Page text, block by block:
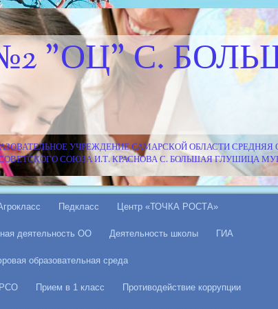
"ОЦ" С.
УЧРЕЖДЕНИЕ САМАРСКОЙ ОБЛАСТИ
СОВЕТСКОГО СОЮЗА И.Т. КРАСНОВА С. БОЛЬШАЯ ГЛУШИЦА
Педкласс Центр «ТОЧКА РОСТА»
деятельность ОО Деятельность школы ГИА
образовательная среда
Прием в 1 класс Противодействие коррупции